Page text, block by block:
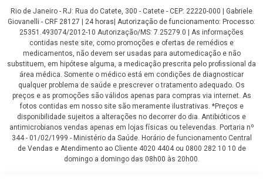
Rio de Janeiro - RJ: Rua do Catete, 300 - Catete - CEP: 22220-000 | Gabriele
Giovanelli - CRF 28127 | 24 horas| Autorização de funcionamento: Processo:
25351.493074/2012-10 Autorização/MS: 7.25279.0 | As informações
contidas neste site, como promoções e ofertas de remédios e
medicamentos, não devem ser usadas para automedicação e não
substituem, em hipótese alguma, a medicação prescrita pelo profissional da
área médica. Somente o médico está em condições de diagnosticar
qualquer problema de saúde e prescrever o tratamento adequado. Os
preços e as promoções são válidos apenas para compras via internet. As
fotos contidas em nosso site são meramente ilustrativas. *Preços e
disponibilidade sujeitos a alterações no decorrer do dia. Antibióticos e
antimicrobianos vendas apenas em lojas físicas ou televendas. Portaria nº
344 - 01/02/1999 - Ministério da Saúde. Horário de funcionamento Central
de Vendas e Atendimento ao Cliente 4020 4404 ou 0800 282 10 10 de
domingo a domingo das 08h00 às 20h00.